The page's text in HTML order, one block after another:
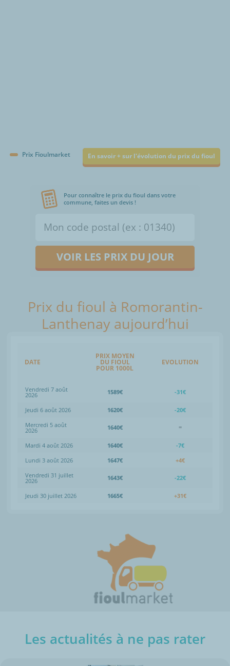
Prix Fioulmarket En savoir + sur l'évolution du prix du fioul
Pour connaître le prix du fioul dans votre
commune, faites un devis !
VOIR LES PRIX DU JOUR
Prix du fioul à Romorantin-
Lanthenay aujourd’hui
DATE
PRIX MOYEN
DU FIOUL
POUR 1000L
EVOLUTION
Vendredi 7 août
2026 1589€ -31€
Jeudi 6 août 2026 1620€
-20€
Mercredi 5 août
2026 1640€ =
Mardi 4 août 2026 1640€
-7€
Lundi 3 août 2026
1647€
+4€
Vendredi 31 juillet
2026 1643€ -22€
Jeudi 30 juillet 2026 1665€ +31€
Les actualités à ne pas rater